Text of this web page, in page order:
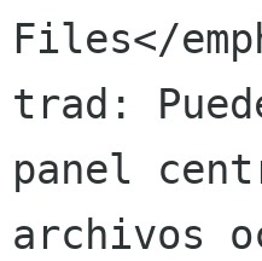
Files</
trad:
panel
archivos